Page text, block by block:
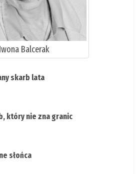
Iwona Balcerak
skarb lata
który nie zna granic
słońca